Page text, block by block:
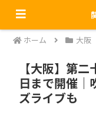
PR
ホーム 大阪
【大阪】第
日まで開催｜
ズライブも